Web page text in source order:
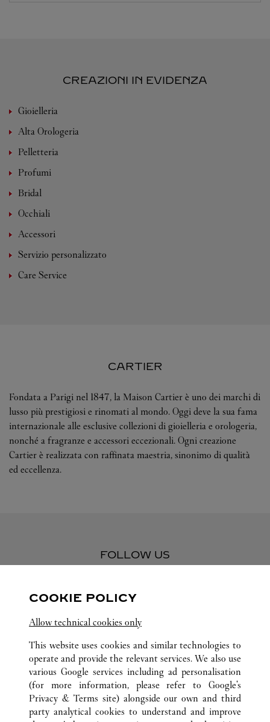
CREAZIONI IN EVIDENZA
Gioielleria
Alta Orologeria
Pelletteria
Profumi
Bridal
Occhiali
Accessori
Servizio personalizzato
Care Service
CARTIER
Fondata a Parigi nel 1847, la Maison Cartier è uno dei marchi di
lusso più prestigiosi e rinomati al mondo. Oggi deve la sua fama
internazionale alle esclusive collezioni di gioielleria e orologeria,
nonché a fragranze e accessori eccezionali. Ogni creazione
Cartier è realizzata con raffinata maestria, sinonimo di qualità
ed eccellenza.
FOLLOW US
TUTTI GLI INDIRIZZI CARTIER
TAIWAN, CINA
KAOHSIUNG
266 CHENGGONG FIRST ROAD
COOKIE POLICY
Allow technical cookies only
This website uses cookies and similar technologies to
operate and provide the relevant services. We also use
various Google services including ad personalisation
(for more information, please refer to Google's
Privacy & Terms site) alongside our own and third
party analytical cookies to understand and improve